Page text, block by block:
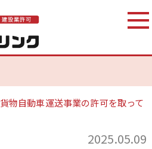
貨物自動車運送事業の許可を取って
2025.05.09